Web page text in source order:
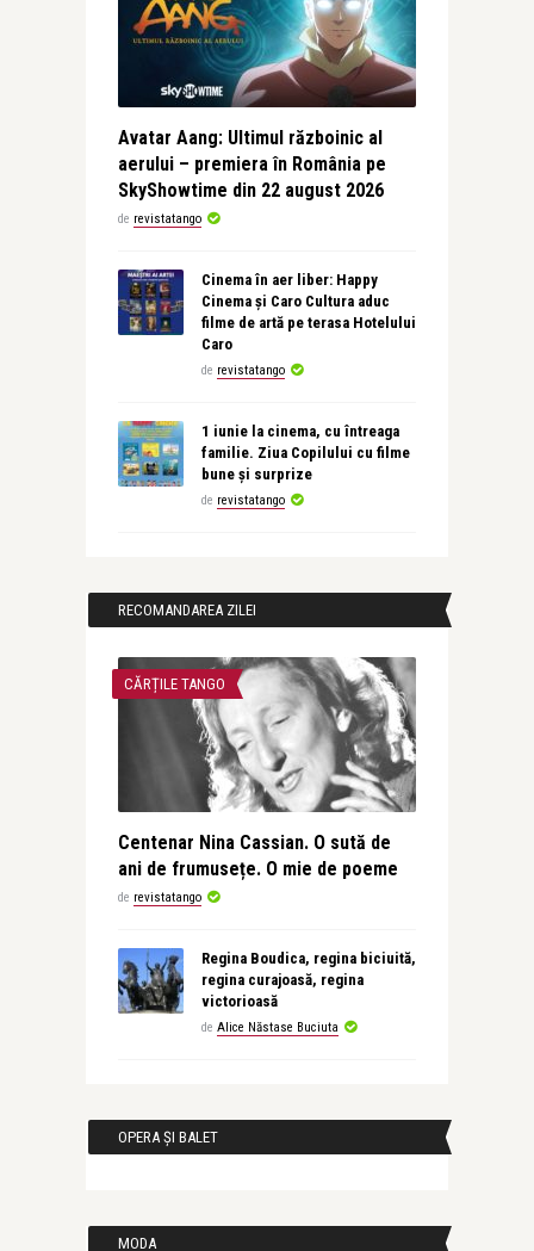
Avatar Aang: Ultimul războinic al
aerului – premiera în România pe
SkyShowtime din 22 august 2026
de revistatango
Cinema în aer liber: Happy
Cinema și Caro Cultura aduc
filme de artă pe terasa Hotelului
Caro
de revistatango
1 iunie la cinema, cu întreaga
familie. Ziua Copilului cu filme
bune și surprize
de revistatango
RECOMANDAREA ZILEI
CĂRȚILE TANGO
Centenar Nina Cassian. O sută de
ani de frumusețe. O mie de poeme
de revistatango
Regina Boudica, regina biciuită,
regina curajoasă, regina
victorioasă
de Alice Năstase Buciuta
OPERA ȘI BALET
MODA